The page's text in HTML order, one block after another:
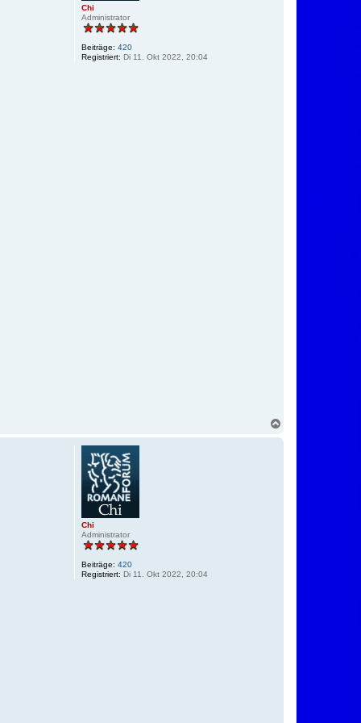
Chi
Administrator
Beiträge: 420
Registriert: Di 11. Okt 2022, 20:04
Chi
Administrator
Beiträge: 420
Registriert: Di 11. Okt 2022, 20:04